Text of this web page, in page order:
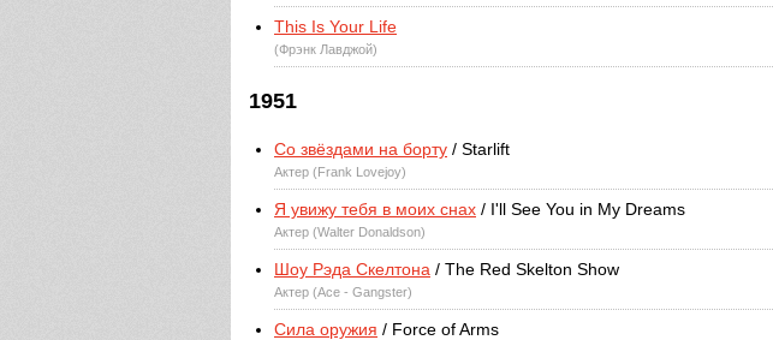
This Is Your Life
(Фрэнк Лавджой)
1951
Со звёздами на борту / Starlift
Актер (Frank Lovejoy)
Я увижу тебя в моих снах / I'll See You in My Dreams
Актер (Walter Donaldson)
Шоу Рэда Скелтона / The Red Skelton Show
Актер (Ace - Gangster)
Сила оружия / Force of Arms